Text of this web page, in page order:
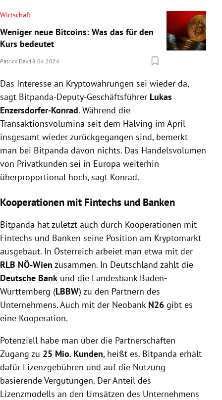
Wirtschaft
Weniger neue Bitcoins: Was das für den
Kurs bedeutet
Patrick Dax18.04.2024
Das Interesse an Kryptowährungen sei wieder da,
sagt Bitpanda-Deputy-Geschäftsführer Lukas
Enzersdorfer-Konrad. Während die
Transaktionsvolumina seit dem Halving im April
insgesamt wieder zurückgegangen sind, bemerkt
man bei Bitpanda davon nichts. Das Handelsvolumen
von Privatkunden sei in Europa weiterhin
überproportional hoch, sagt Konrad.
Kooperationen mit Fintechs und Banken
Bitpanda hat zuletzt auch durch Kooperationen mit
Fintechs und Banken seine Position am Kryptomarkt
ausgebaut. In Österreich arbeiet man etwa mit der
RLB NÖ-Wien zusammen. In Deutschland zählt die
Deutsche Bank und die Landesbank Baden-
Württemberg (LBBW) zu den Partnern des
Unternehmens. Auch mit der Neobank N26 gibt es
eine Kooperation.
Potenziell habe man über die Partnerschaften
Zugang zu 25 Mio. Kunden, heißt es. Bitpanda erhält
dafür Lizenzgebühren und auf die Nutzung
basierende Vergütungen. Der Anteil des
Lizenzmodells an den Umsätzen des Unternehmens